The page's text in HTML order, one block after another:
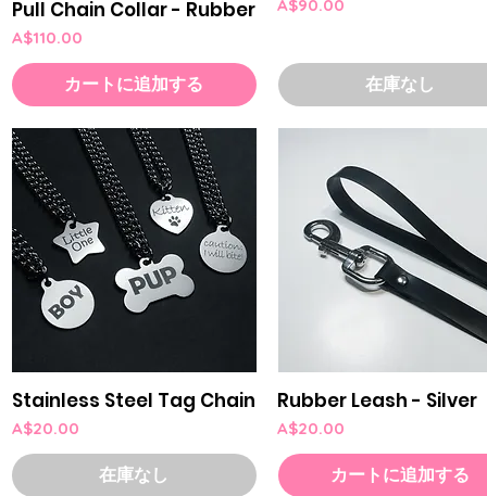
Pull Chain Collar - Rubber
価格
A$110.00
カートに追加する
A$90.00
在庫なし
クイックビュー
Stainless Steel Tag Chain
価格
A$20.00
在庫なし
クイックビュー
Rubber Leash - Silver
価格
A$20.00
カートに追加する